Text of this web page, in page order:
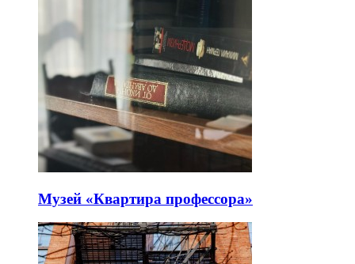
Музей «Квартира профессора»